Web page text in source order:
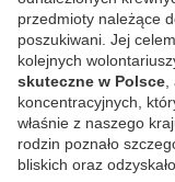
przedmioty należące
poszukiwani. Jej
kolejnych
skuteczne w Polsce
koncentracyjnych,
właśnie z naszego
rodzin poznało
bliskich oraz